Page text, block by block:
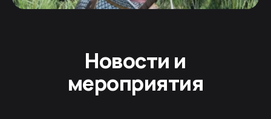
Новости и
мероприятия